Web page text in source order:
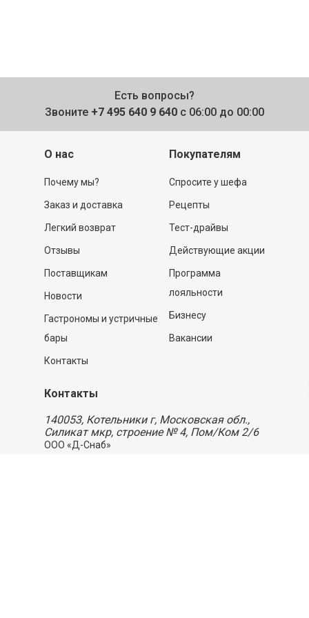
Есть вопросы?
Звоните +7 495 640 9 640 с 06:00 до 00:00
О нас
Почему мы?
Заказ и доставка
Легкий возврат
Отзывы
Поставщикам
Новости
Гастрономы и устричные
бары
Контакты
Покупателям
Спросите у шефа
Рецепты
Тест-драйвы
Действующие акции
Программа
лояльности
Бизнесу
Вакансии
Контакты
140053, Котельники г, Московская обл.,
Силикат мкр, строение № 4, Пом/Ком 2/6
ООО «Д-Снаб»